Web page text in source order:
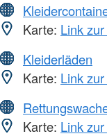
Karte: Link
Kleiderläden
Karte: Link
Karte: Link